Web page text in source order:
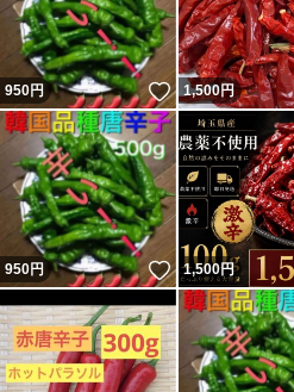
950円 いいね！
1,500円
950円 いいね！
1,500円